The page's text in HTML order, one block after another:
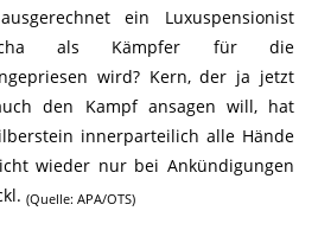
ein Luxuspensionist
als Kämpfer für die
wird? Kern, der ja jetzt
den Kampf ansagen will, hat
innerparteilich alle Hände
wieder nur bei Ankündigungen
(Quelle: APA/OTS)